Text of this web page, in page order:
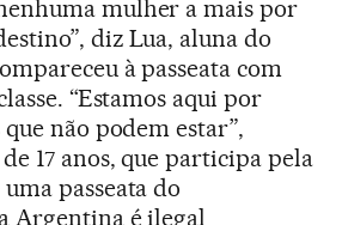
mulher a mais por
diz Lua, aluna do
à passeata com
“Estamos aqui por
não podem estar”,
17 anos, que participa pela
passeata do
Argentina é ilegal